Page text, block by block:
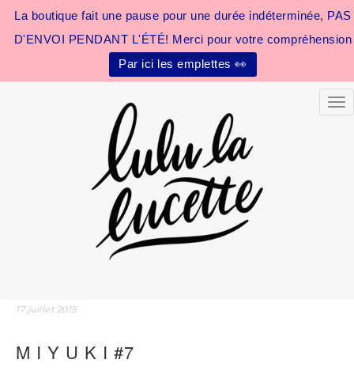
La boutique fait une pause pour une durée indéterminée, PAS
D'ENVOI PENDANT L'ÉTÉ! Merci pour votre compréhension
Par ici les emplettes 👀
17 juillet 2015
M I Y U K I #7